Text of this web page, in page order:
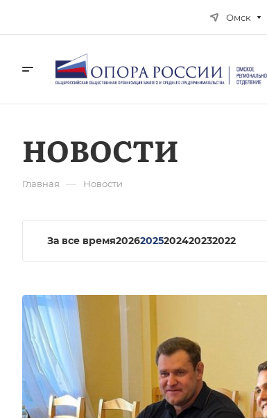
Омск
НОВОСТИ
Главная — Новости
За все время20262025202420232022